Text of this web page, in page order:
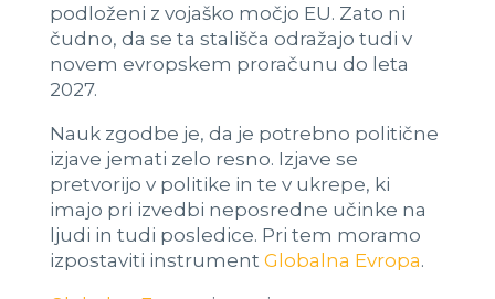
podloženi z vojaško močjo EU. Zato ni
čudno, da se ta stališča odražajo tudi v
novem evropskem proračunu do leta
2027.
Nauk zgodbe je, da je potrebno politične
izjave jemati zelo resno. Izjave se
pretvorijo v politike in te v ukrepe, ki
imajo pri izvedbi neposredne učinke na
ljudi in tudi posledice. Pri tem moramo
izpostaviti instrument Globalna Evropa.